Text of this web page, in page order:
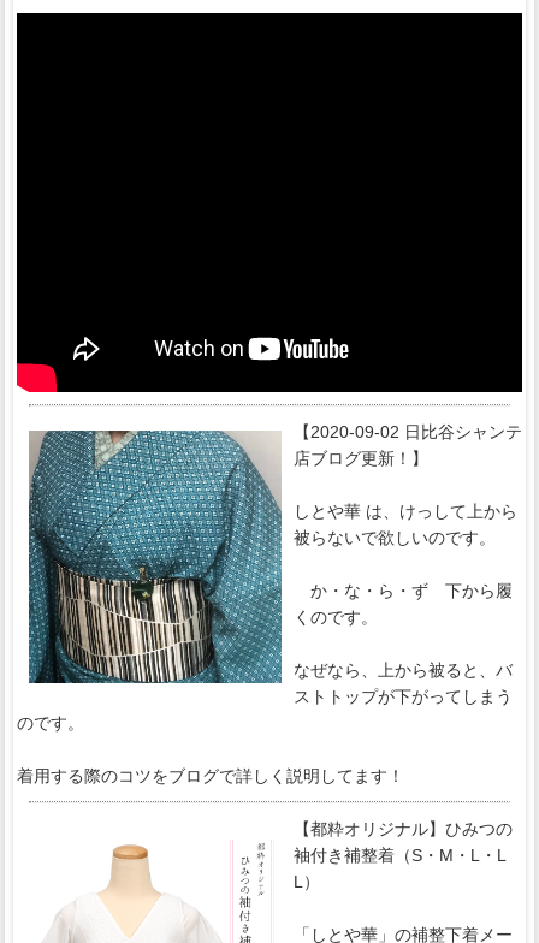
【2020-09-02 日比谷シャンテ
店ブログ更新！】
しとや華 は、けっして上から
被らないで欲しいのです。
か・な・ら・ず 下から履
くのです。
なぜなら、上から被ると、バ
ストトップが下がってしまう
のです。
着用する際のコツをブログで詳しく説明してます！
【都粋オリジナル】ひみつの
袖付き補整着（S・M・L・L
L）
「しとや華」の補整下着メー